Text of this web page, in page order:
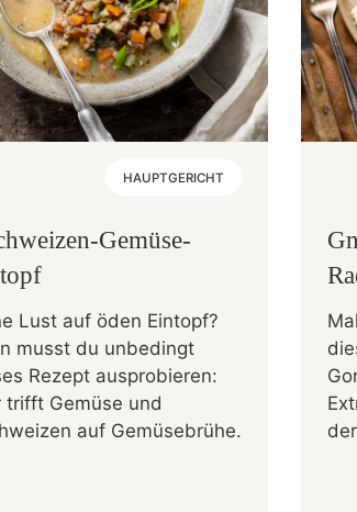
HAUPTGERICHT
Gemüse-
Lust auf öden Eintopf?
musst du unbedingt
Rezept ausprobieren:
trifft Gemüse und
auf Gemüsebrühe.